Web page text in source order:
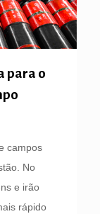
para o
campos
No
e irão
rápido